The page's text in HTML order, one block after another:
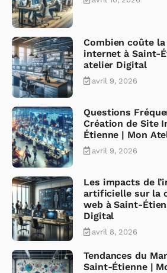
Combien coûte
internet à Saint-
atelier Digital
avril 9, 2026
Questions
Création de Site
Étienne | Mon
avril 9, 2026
Les impacts de
artificielle sur la
web à Saint-
Digital
avril 8, 2026
Tendances du
Saint-Étienne |